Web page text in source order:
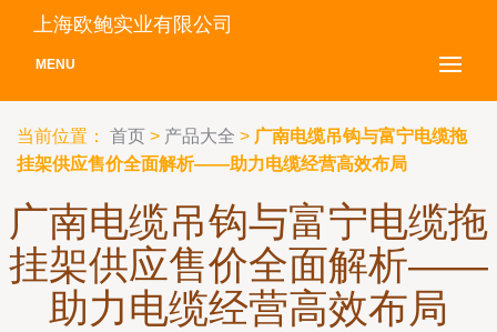
上海欧鲍实业有限公司
MENU
当前位置： 首页 > 产品大全 > 广南电缆吊钩与富宁电缆拖
挂架供应售价全面解析——助力电缆经营高效布局
广南电缆吊钩与富宁电缆拖
挂架供应售价全面解析——
助力电缆经营高效布局